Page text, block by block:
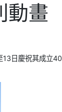
動畫
13日慶祝其成立40